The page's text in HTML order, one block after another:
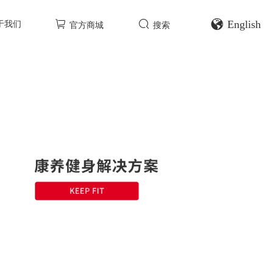
我们 官方商城 搜索 English